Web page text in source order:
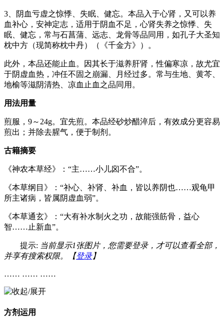
3、阴血亏虚之惊悸、失眠、健忘。本品入于心肾，又可以养
血补心，安神定志，适用于阴血不足，心肾失养之惊悸、失
眠、健忘，常与石菖蒲、远志、龙骨等品同用，如孔子大圣知
枕中方（现简称枕中丹）（《千金方》）。
此外，本品还能止血。因其长于滋养肝肾，性偏寒凉，故尤宜
于阴虚血热，冲任不固之崩漏、月经过多。常与生地、黄芩、
地榆等滋阴清热、凉血止血之品同用。
用法用量
煎服，9～24g。宜先煎。本品经砂炒醋淬后，有效成分更容易
煎出；并除去腥气，便于制剂。
古籍摘要
《神农本草经》：“主……小儿囟不合”。
《本草纲目》：“补心、补肾、补血，皆以养阴也……观龟甲
所主诸病，皆属阴虚血弱”。
《本草通玄》：“大有补水制火之功，故能强筋骨，益心
智……止新血”。
提示: 当前显示1张图片，您需要登录，才可以查看全部，
并享有搜索权限。【登录】
…… …… ……
方剂运用